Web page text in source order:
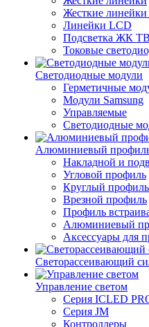
Жесткие
Линейки LCD
Подсветка ЖК ТВ
Токовые
Светодиодные модули
Герметичные
Модули Samsung
Управляемые
Светодиодные
Алюминиевый
Накладной и
Угловой профиль
Круглый профиль
Врезной профиль
Профиль
Алюминиевый
Аксессуары для
Светорассеивающий
Управление светом
Серия ICLED
Серия JM
Контроллеры